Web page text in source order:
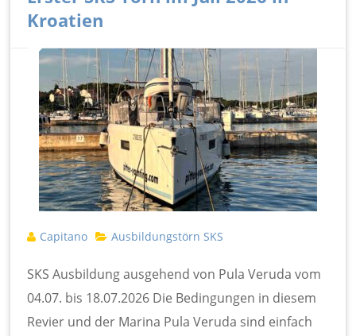
Kroatien
Capitano Ausbildungstörn SKS
SKS Ausbildung ausgehend von Pula Veruda vom
04.07. bis 18.07.2026 Die Bedingungen in diesem
Revier und der Marina Pula Veruda sind einfach